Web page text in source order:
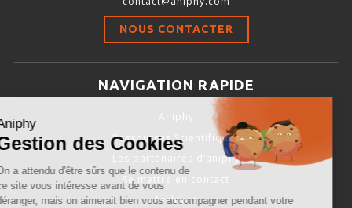
Stimulation-évaluation Thermique
ACTIVITÉ LOCOMOTRICE ET EXPLORATOIRE
COORDINATION ET SENSORI-MOTEUR
INTERACTION SOCIALE
RYTHMES CIRCADIENS
DÉVELOPPEMENTS À FAÇON
NOUS CONTACTER
NAVIGATION RAPIDE
Aniphy
Ressources Scientifiques
Les partenaires d’aniphy
Se mettre en contact
Archives